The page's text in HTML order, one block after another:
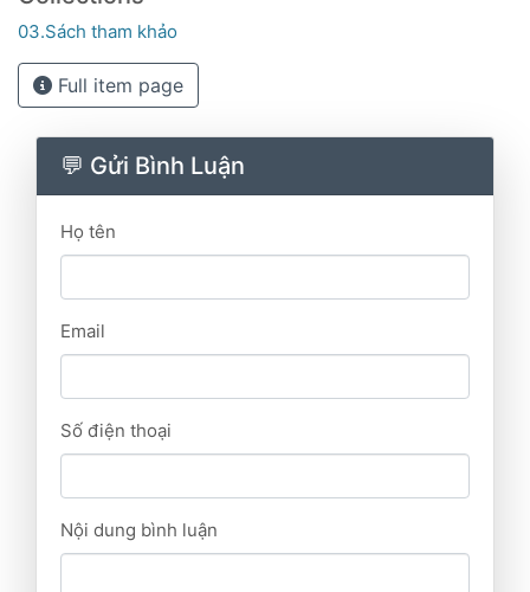
03.Sách tham khảo
Full item page
💬 Gửi Bình Luận
Họ tên
Email
Số điện thoại
Nội dung bình luận